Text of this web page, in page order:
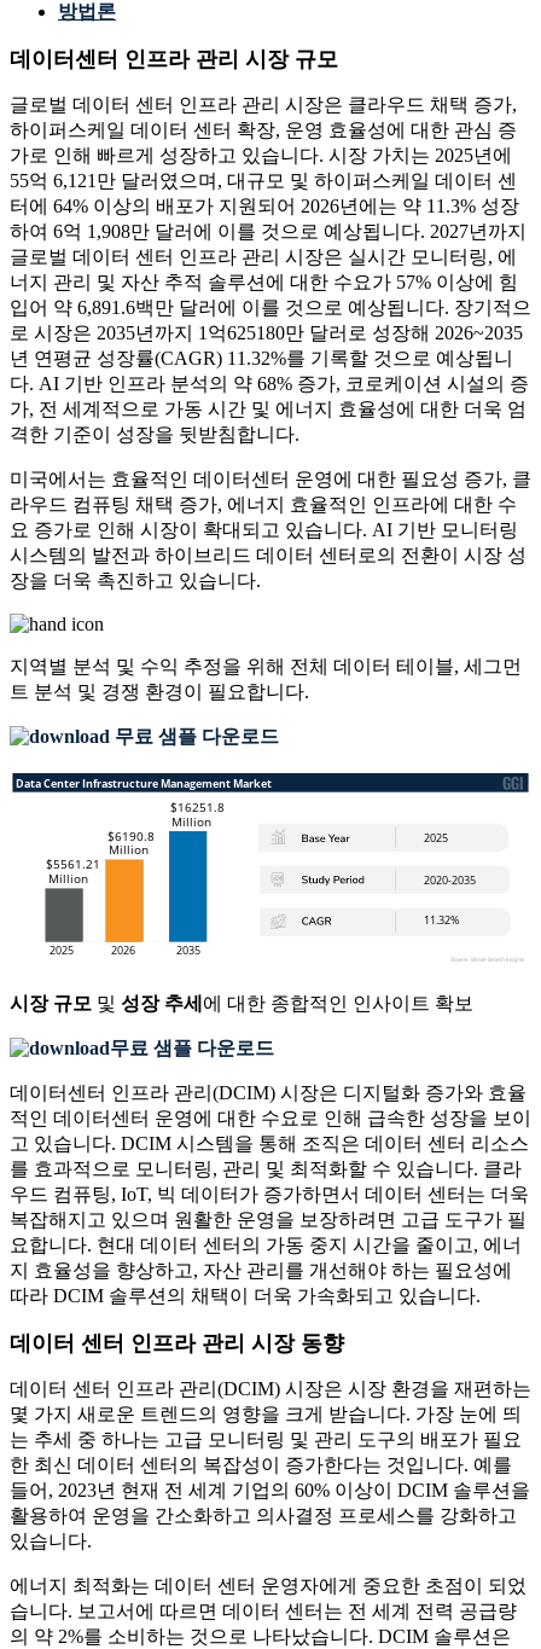
방법론
데이터센터 인프라 관리 시장 규모
글로벌 데이터 센터 인프라 관리 시장은 클라우드 채택 증가,
하이퍼스케일 데이터 센터 확장, 운영 효율성에 대한 관심 증
가로 인해 빠르게 성장하고 있습니다. 시장 가치는 2025년에
55억 6,121만 달러였으며, 대규모 및 하이퍼스케일 데이터 센
터에 64% 이상의 배포가 지원되어 2026년에는 약 11.3% 성장
하여 6억 1,908만 달러에 이를 것으로 예상됩니다. 2027년까지
글로벌 데이터 센터 인프라 관리 시장은 실시간 모니터링, 에
너지 관리 및 자산 추적 솔루션에 대한 수요가 57% 이상에 힘
입어 약 6,891.6백만 달러에 이를 것으로 예상됩니다. 장기적으
로 시장은 2035년까지 1억625180만 달러로 성장해 2026~2035
년 연평균 성장률(CAGR) 11.32%를 기록할 것으로 예상됩니
다. AI 기반 인프라 분석의 약 68% 증가, 코로케이션 시설의 증
가, 전 세계적으로 가동 시간 및 에너지 효율성에 대한 더욱 엄
격한 기준이 성장을 뒷받침합니다.
미국에서는 효율적인 데이터센터 운영에 대한 필요성 증가, 클
라우드 컴퓨팅 채택 증가, 에너지 효율적인 인프라에 대한 수
요 증가로 인해 시장이 확대되고 있습니다. AI 기반 모니터링
시스템의 발전과 하이브리드 데이터 센터로의 전환이 시장 성
장을 더욱 촉진하고 있습니다.
지역별 분석 및 수익 추정을 위해 전체 데이터 테이블, 세그먼
트 분석 및 경쟁 환경이 필요합니다.
무료 샘플 다운로드
시장 규모 및 성장 추세 에 대한 종합적인 인사이트 확보
무료 샘플 다운로드
데이터센터 인프라 관리(DCIM) 시장은 디지털화 증가와 효율
적인 데이터센터 운영에 대한 수요로 인해 급속한 성장을 보이
고 있습니다. DCIM 시스템을 통해 조직은 데이터 센터 리소스
를 효과적으로 모니터링, 관리 및 최적화할 수 있습니다. 클라
우드 컴퓨팅, IoT, 빅 데이터가 증가하면서 데이터 센터는 더욱
복잡해지고 있으며 원활한 운영을 보장하려면 고급 도구가 필
요합니다. 현대 데이터 센터의 가동 중지 시간을 줄이고, 에너
지 효율성을 향상하고, 자산 관리를 개선해야 하는 필요성에
따라 DCIM 솔루션의 채택이 더욱 가속화되고 있습니다.
데이터 센터 인프라 관리 시장 동향
데이터 센터 인프라 관리(DCIM) 시장은 시장 환경을 재편하는
몇 가지 새로운 트렌드의 영향을 크게 받습니다. 가장 눈에 띄
는 추세 중 하나는 고급 모니터링 및 관리 도구의 배포가 필요
한 최신 데이터 센터의 복잡성이 증가한다는 것입니다. 예를
들어, 2023년 현재 전 세계 기업의 60% 이상이 DCIM 솔루션을
활용하여 운영을 간소화하고 의사결정 프로세스를 강화하고
있습니다.
에너지 최적화는 데이터 센터 운영자에게 중요한 초점이 되었
습니다. 보고서에 따르면 데이터 센터는 전 세계 전력 공급량
의 약 2%를 소비하는 것으로 나타났습니다. DCIM 솔루션은